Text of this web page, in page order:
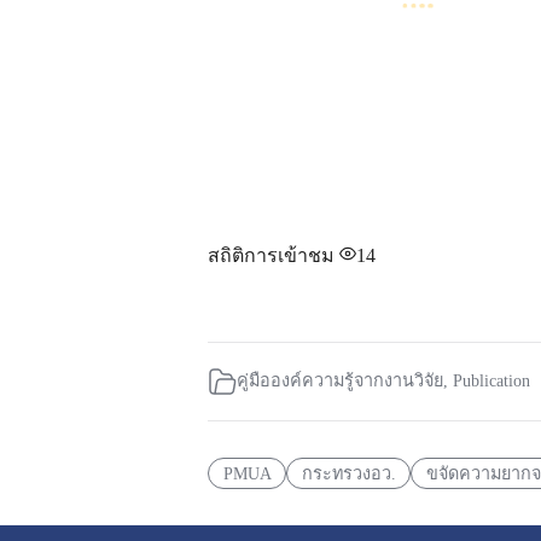
สถิติการเข้าชม 14
คู่มือองค์ความรู้จากงานวิจัย Publication
PMUA กระทรวงอว. ขจัดความยาก